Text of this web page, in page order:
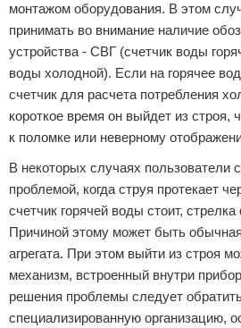
монтажом оборудования. В этом
принимать во внимание наличие
устройства - СВГ (счетчик воды
воды холодной). Если на горячее
счетчик для расчета потребления
короткое время он выйдет из строя,
к поломке или неверному
В некоторых случаях пользователи
проблемой, когда струя протекает
счетчик горячей воды стоит,
Причиной этому может быть
агрегата. При этом выйти из строя
механизм, встроенный внутри
решения проблемы следует
специализированную организацию,